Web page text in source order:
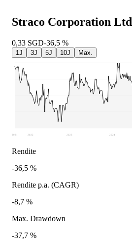
Straco Corporation Ltd
0,33 SGD-36,5 %
1J 3J 5J 10J Max.
2021 2022 2023 2024
Rendite
-36,5 %
Rendite p.a. (CAGR)
-8,7 %
Max. Drawdown
-37,7 %